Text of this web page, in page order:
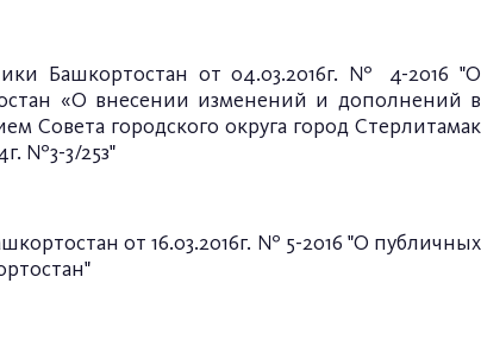
Башкортостан от 04.03.2016г. № 4-2016 "О
«О внесении изменений и дополнений в
Совета городского округа город Стерлитамак
№3-3/25з"
от 16.03.2016г. № 5-2016 "О публичных